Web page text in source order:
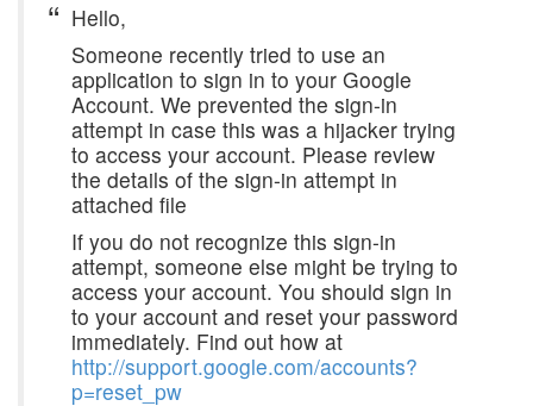
Hello,
Someone recently tried to use an
application to sign in to your Google
Account. We prevented the sign-in
attempt in case this was a hijacker trying
to access your account. Please review
the details of the sign-in attempt in
attached file
If you do not recognize this sign-in
attempt, someone else might be trying to
access your account. You should sign in
to your account and reset your password
immediately. Find out how at
http://support.google.com/accounts?
p=reset_pw